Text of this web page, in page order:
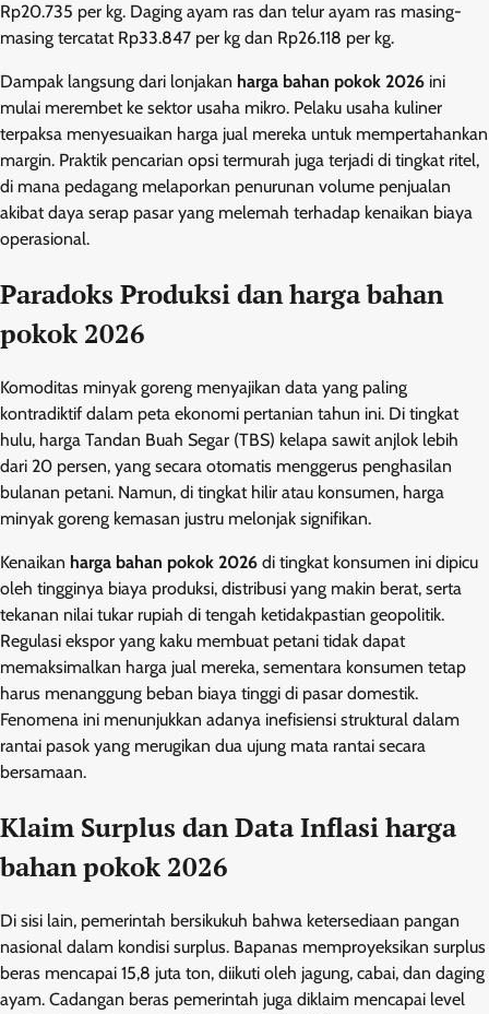
Rp20.735 per kg. Daging ayam ras dan telur ayam ras masing-
masing tercatat Rp33.847 per kg dan Rp26.118 per kg.
Dampak langsung dari lonjakan harga bahan pokok 2026 ini
mulai merembet ke sektor usaha mikro. Pelaku usaha kuliner
terpaksa menyesuaikan harga jual mereka untuk mempertahankan
margin. Praktik pencarian opsi termurah juga terjadi di tingkat ritel,
di mana pedagang melaporkan penurunan volume penjualan
akibat daya serap pasar yang melemah terhadap kenaikan biaya
operasional.
Paradoks Produksi dan harga bahan
pokok 2026
Komoditas minyak goreng menyajikan data yang paling
kontradiktif dalam peta ekonomi pertanian tahun ini. Di tingkat
hulu, harga Tandan Buah Segar (TBS) kelapa sawit anjlok lebih
dari 20 persen, yang secara otomatis menggerus penghasilan
bulanan petani. Namun, di tingkat hilir atau konsumen, harga
minyak goreng kemasan justru melonjak signifikan.
Kenaikan harga bahan pokok 2026 di tingkat konsumen ini dipicu
oleh tingginya biaya produksi, distribusi yang makin berat, serta
tekanan nilai tukar rupiah di tengah ketidakpastian geopolitik.
Regulasi ekspor yang kaku membuat petani tidak dapat
memaksimalkan harga jual mereka, sementara konsumen tetap
harus menanggung beban biaya tinggi di pasar domestik.
Fenomena ini menunjukkan adanya inefisiensi struktural dalam
rantai pasok yang merugikan dua ujung mata rantai secara
bersamaan.
Klaim Surplus dan Data Inflasi harga
bahan pokok 2026
Di sisi lain, pemerintah bersikukuh bahwa ketersediaan pangan
nasional dalam kondisi surplus. Bapanas memproyeksikan surplus
beras mencapai 15,8 juta ton, diikuti oleh jagung, cabai, dan daging
ayam. Cadangan beras pemerintah juga diklaim mencapai level